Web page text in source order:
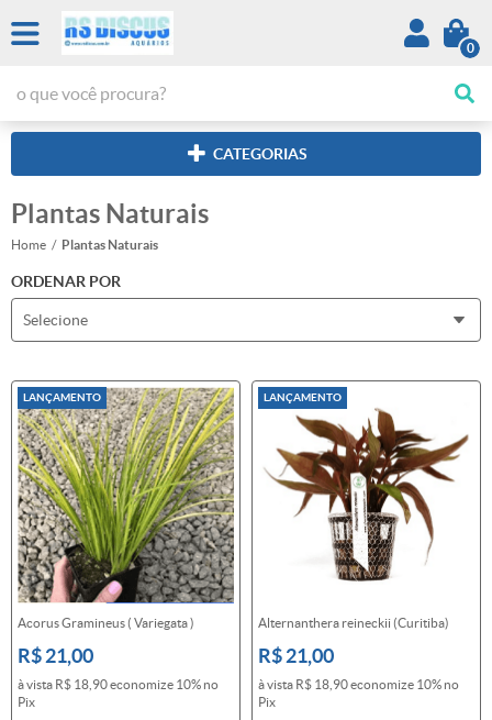
0
CATEGORIAS
Plantas Naturais
Home Plantas Naturais
ORDENAR POR
Selecione
LANÇAMENTO
Acorus Gramineus ( Variegata )
R$ 21,00
à vista R$ 18,90economize 10% no
Pix
LANÇAMENTO
Alternanthera reineckii (Curitiba)
R$ 21,00
à vista R$ 18,90economize 10% no
Pix